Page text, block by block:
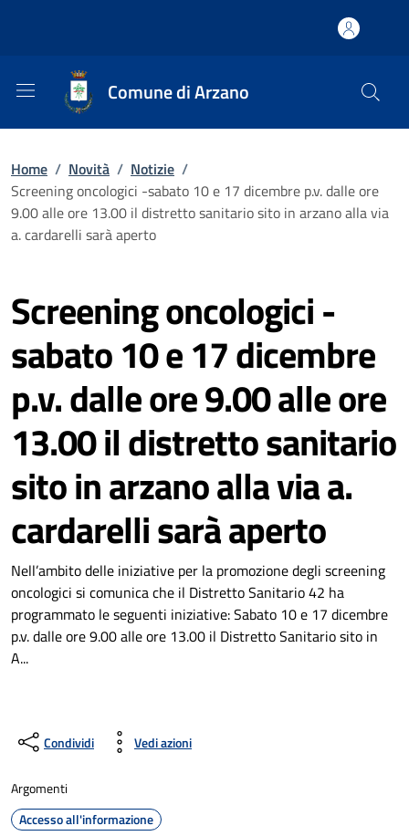
Comune di Arzano
Home / Novità / Notizie /
Screening oncologici -sabato 10 e 17 dicembre p.v. dalle ore
9.00 alle ore 13.00 il distretto sanitario sito in arzano alla via
a. cardarelli sarà aperto
Screening oncologici -
sabato 10 e 17 dicembre
p.v. dalle ore 9.00 alle ore
13.00 il distretto sanitario
sito in arzano alla via a.
cardarelli sarà aperto
Nell’ambito delle iniziative per la promozione degli screening
oncologici si comunica che il Distretto Sanitario 42 ha
programmato le seguenti iniziative: Sabato 10 e 17 dicembre
p.v. dalle ore 9.00 alle ore 13.00 il Distretto Sanitario sito in
A...
Condividi Vedi azioni
Argomenti
Accesso all'informazione